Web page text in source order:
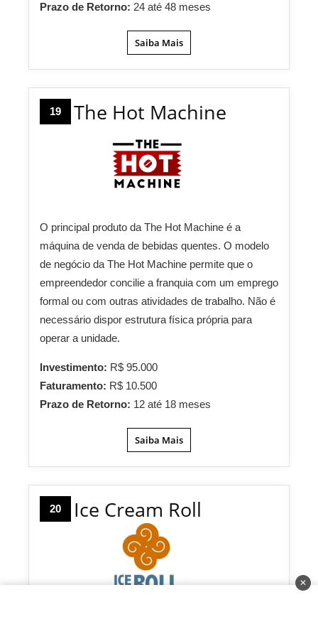
Prazo de Retorno: 24 até 48 meses
Saiba Mais
19 The Hot Machine
O principal produto da The Hot Machine é a
máquina de venda de bebidas quentes. O modelo
de negócio da The Hot Machine permite que o
empreendedor concilie a franquia com um emprego
formal ou com outras atividades de trabalho. Não é
necessário dispor estrutura física própria para
operar a unidade.
Investimento: R$ 95.000
Faturamento: R$ 10.500
Prazo de Retorno: 12 até 18 meses
Saiba Mais
20 Ice Cream Roll
✕